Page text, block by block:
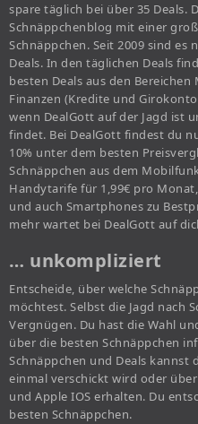
spare täglich bei über 35 Deals.
Schnäppchenblog mit einer
Schnäppchen. Seit 2009 sind es
Deals. In den täglichen Deals
besten Deals aus den
Finanzen (Kredite und
wenn DealGott auf der Jagd ist
findet. Bei DealGott findest du
10% unter dem besten
Schnäppchen aus dem
Handytarife für 1,99€ pro
und auch Smartphones zu
mehr wartet bei DealGott auf
… unkompliziert
Entscheide, über welche
möchtest. Selbst die Jagd nach
Vergnügen. Du hast die Wahl
über die besten Schnäppchen
Schnäppchen und Deals kannst
einmal verschickt wird oder
und Apple IOS erhalten. Du
besten Schnäppchen.